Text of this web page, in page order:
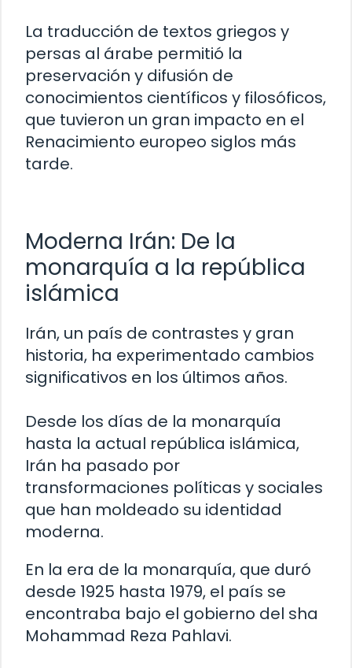
La traducción de textos griegos y
persas al árabe permitió la
preservación y difusión de
conocimientos científicos y filosóficos,
que tuvieron un gran impacto en el
Renacimiento europeo siglos más
tarde.
Moderna Irán: De la
monarquía a la república
islámica
Irán, un país de contrastes y gran
historia, ha experimentado cambios
significativos en los últimos años.
Desde los días de la monarquía
hasta la actual república islámica,
Irán ha pasado por
transformaciones políticas y sociales
que han moldeado su identidad
moderna.
En la era de la monarquía, que duró
desde 1925 hasta 1979, el país se
encontraba bajo el gobierno del sha
Mohammad Reza Pahlavi.